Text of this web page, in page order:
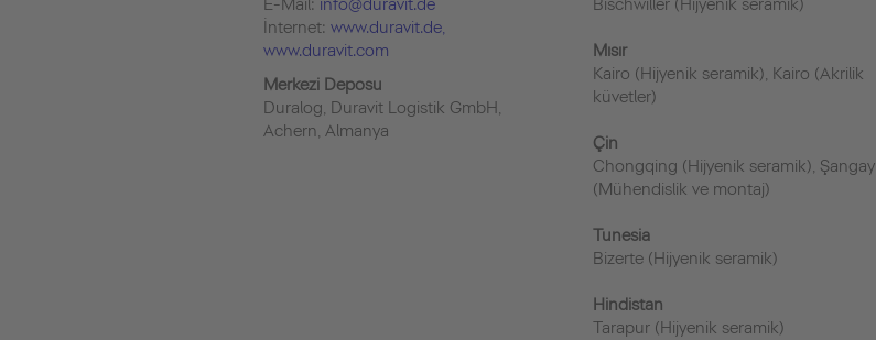
E-Mail: info@duravit.de
İnternet: www.duravit.de,
www.duravit.com
Merkezi Deposu
Duralog, Duravit Logistik GmbH,
Achern, Almanya
Bischwiller (Hijyenik seramik)
Mısır
Kairo (Hijyenik seramik), Kairo (Akrilik
küvetler)
Çin
Chongqing (Hijyenik seramik), Şangay
(Mühendislik ve montaj)
Tunesia
Bizerte (Hijyenik seramik)
Hindistan
Tarapur (Hijyenik seramik)